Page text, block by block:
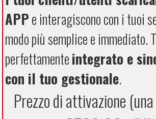
APPe interagiscono con i tuoi
modo più semplice e immediato.
perfettamenteintegrato e
con il tuo gestionale.
Prezzo di attivazione